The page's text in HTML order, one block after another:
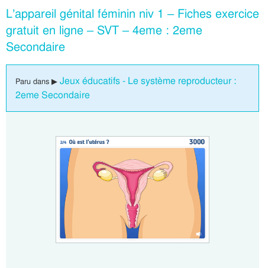
L’appareil génital féminin niv 1 – Fiches exercice
gratuit en ligne – SVT – 4eme : 2eme
Secondaire
Paru dans ▶ Jeux éducatifs - Le système reproducteur :
2eme Secondaire